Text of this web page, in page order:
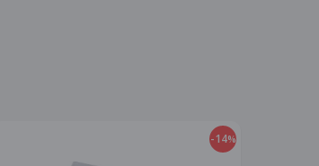
-14%